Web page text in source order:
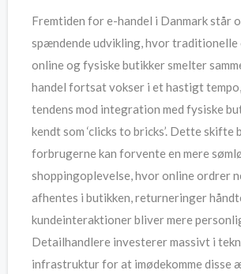
Fremtiden for e-handel i Danmark står
spændende udvikling, hvor
online og fysiske butikker smelter
handel fortsat vokser i et hastigt
tendens mod integration med fysiske
kendt som ‘clicks to bricks’. Dette skifte
forbrugerne kan forvente en mere
shoppingoplevelse, hvor online ordrer
afhentes i butikken, returneringer
kundeinteraktioner bliver mere
Detailhandlere investerer massivt i
infrastruktur for at imødekomme disse